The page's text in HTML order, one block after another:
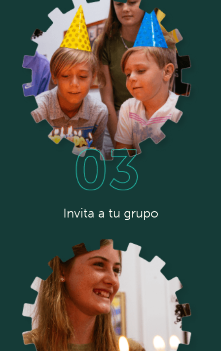
Invita a tu grupo